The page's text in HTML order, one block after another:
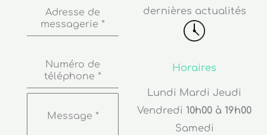
Adresse de
messagerie *
Numéro de
téléphone *
Message *
dernières actualités
Horaires
Lundi Mardi Jeudi
Vendredi 10h00 à 19h00
Samedi